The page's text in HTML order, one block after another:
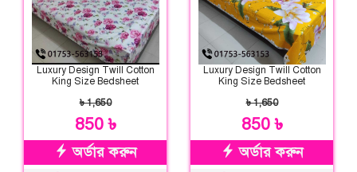
Luxury Design Twill Cotton
King Size Bedsheet
৳ 1,650
850 ৳
অর্ডার করুন
Luxury Design Twill Cotton
King Size Bedsheet
৳ 1,650
850 ৳
অর্ডার করুন